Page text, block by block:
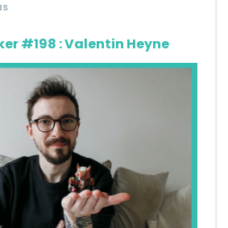
#198 : Valentin Heyne